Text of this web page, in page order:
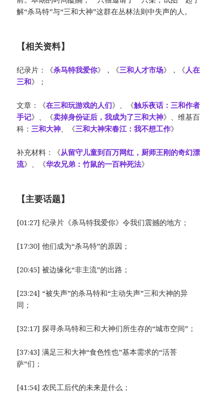
解“杀马特”与“三和大神”这群在丛林法则中失声的人。
【相关资料】
纪录片：《杀马特我爱你》，《三和人才市场》，《人在
三和》；
文章：《在三和玩游戏的人们》、《触乐夜话：三和作者
手记》、《卖掉身份证后，我成为了三和大神》、维基百
科：三和大神、《三和大神宋春江：我不想工作》
补充材料：《从留守儿童到百万网红，厨师王刚的奇幻漂
流》、《华农兄弟：竹鼠的一百种死法》
【主要话题】
[01:27] 纪录片《杀马特我爱你》令我们震撼的地方；
[17:30] 他们成为“杀马特”的原因；
[20:45] 被边缘化“非主流”的出路；
[23:24] “被失声”的杀马特和“主动失声”三和大神的异
同；
[32:17] 探寻杀马特和三和大神们所生存的“城市空间”；
[37:43] 满足三和大神“食色性也”基本需求的“活菩
萨”们；
[41:54] 农民工后代的未来是什么；